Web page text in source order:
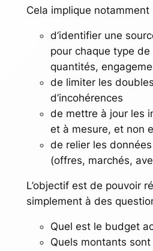
Cela implique notamment
d’identifier une
pour chaque type
quantités,
de limiter les
d’incohérences
de mettre à jour les
et à mesure, et non
de relier les
(offres, marchés,
L’objectif est de pouvoir
simplement à des
Quel est le budget
Quels montants sont